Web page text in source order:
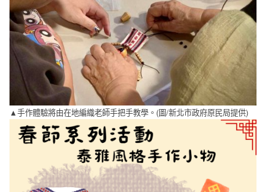
▲手作體驗將由在地編織老師手把手教學。(圖/新北市政府原民局提供)